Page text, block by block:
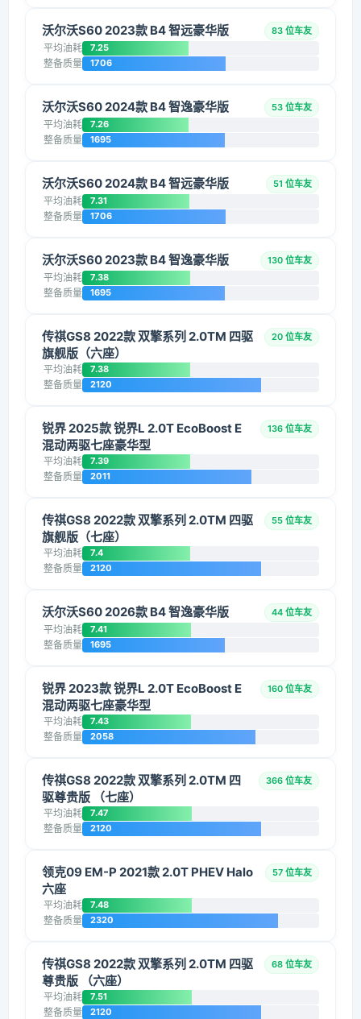
沃尔沃S60 2023款 B4 智远豪华版 83 位车友
平均油耗 7.25
整备质量 1706
沃尔沃S60 2024款 B4 智逸豪华版 53 位车友
平均油耗 7.26
整备质量 1695
沃尔沃S60 2024款 B4 智远豪华版 51 位车友
平均油耗 7.31
整备质量 1706
沃尔沃S60 2023款 B4 智逸豪华版 130 位车友
平均油耗 7.38
整备质量 1695
传祺GS8 2022款 双擎系列 2.0TM 四驱
旗舰版（六座）
20 位车友
平均油耗 7.38
整备质量 2120
锐界 2025款 锐界L 2.0T EcoBoost E
混动两驱七座豪华型
136 位车友
平均油耗 7.39
整备质量 2011
传祺GS8 2022款 双擎系列 2.0TM 四驱
旗舰版（七座）
55 位车友
平均油耗 7.4
整备质量 2120
沃尔沃S60 2026款 B4 智逸豪华版 44 位车友
平均油耗 7.41
整备质量 1695
锐界 2023款 锐界L 2.0T EcoBoost E
混动两驱七座豪华型
160 位车友
平均油耗 7.43
整备质量 2058
传祺GS8 2022款 双擎系列 2.0TM 四
驱尊贵版 （七座）
366 位车友
平均油耗 7.47
整备质量 2120
领克09 EM-P 2021款 2.0T PHEV Halo
六座
57 位车友
平均油耗 7.48
整备质量 2320
传祺GS8 2022款 双擎系列 2.0TM 四驱
尊贵版 （六座）
68 位车友
平均油耗 7.51
整备质量 2120